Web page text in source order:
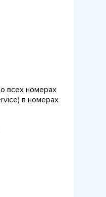
всех номерах
в номерах